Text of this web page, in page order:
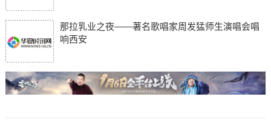
那拉乳业之夜——著名歌唱家周发猛师生演唱会唱
响西安